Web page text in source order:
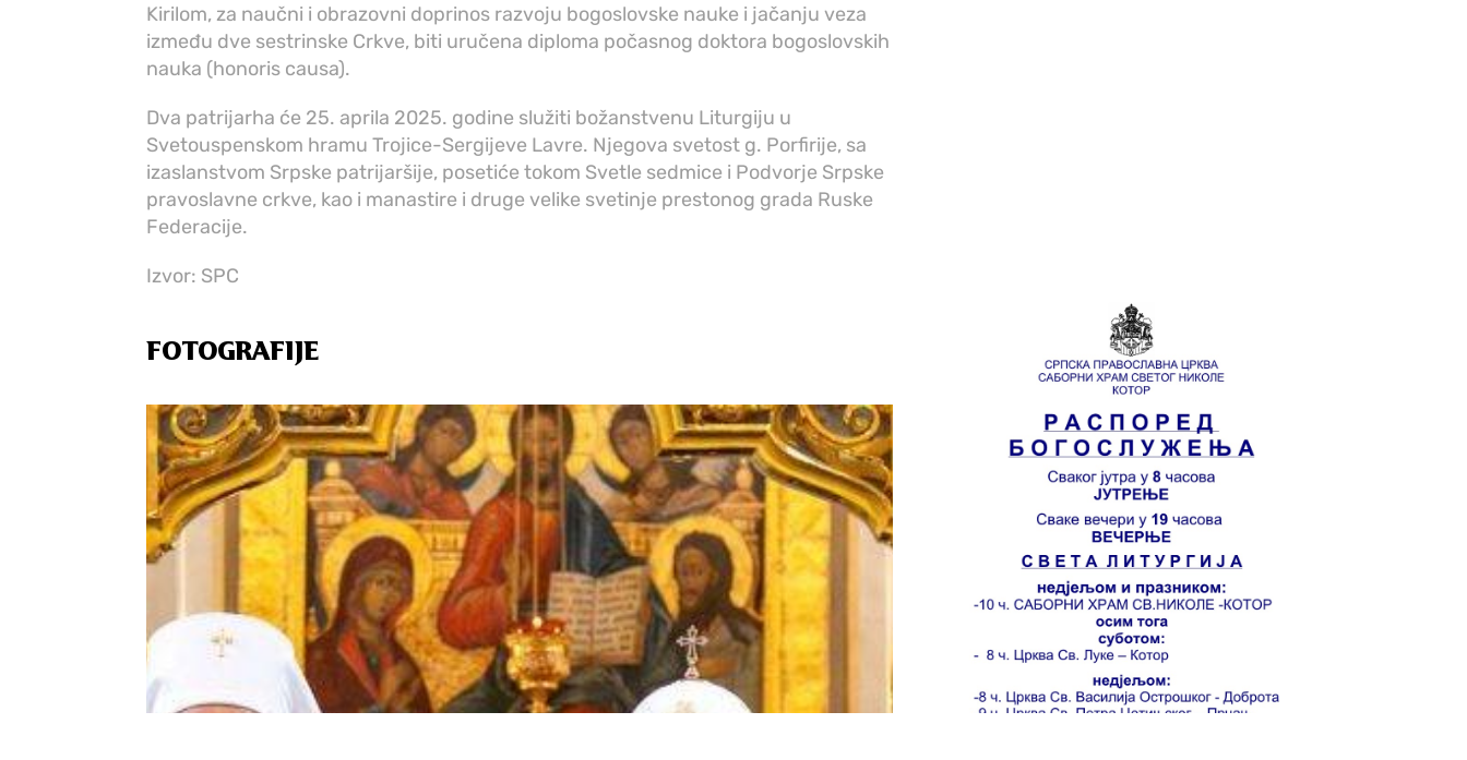
Kirilom, za naučni i obrazovni doprinos razvoju bogoslovske nauke i jačanju veza
između dve sestrinske Crkve, biti uručena diploma počasnog doktora bogoslovskih
nauka (honoris causa).
Dva patrijarha će 25. aprila 2025. godine služiti božanstvenu Liturgiju u
Svetouspenskom hramu Trojice-Sergijeve Lavre. Njegova svetost g. Porfirije, sa
izaslanstvom Srpske patrijaršije, posetiće tokom Svetle sedmice i Podvorje Srpske
pravoslavne crkve, kao i manastire i druge velike svetinje prestonog grada Ruske
Federacije.
Izvor: SPC
FOTOGRAFIJE